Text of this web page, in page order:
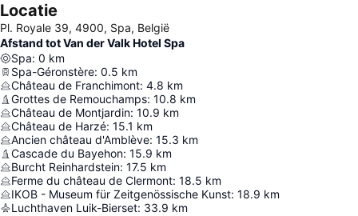
Locatie
Pl. Royale 39, 4900, Spa, België
Afstand tot Van der Valk Hotel Spa
Spa: 0 km
Spa-Géronstère: 0.5 km
Château de Franchimont: 4.8 km
Grottes de Remouchamps: 10.8 km
Château de Montjardin: 10.9 km
Château de Harzé: 15.1 km
Ancien château d'Amblève: 15.3 km
Cascade du Bayehon: 15.9 km
Burcht Reinhardstein: 17.5 km
Ferme du château de Clermont: 18.5 km
IKOB - Museum für Zeitgenössische Kunst: 18.9 km
Luchthaven Luik-Bierset: 33.9 km